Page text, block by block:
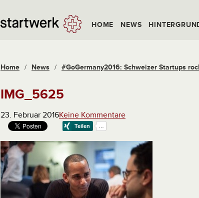
HOME NEWS
Home / News / #GoGermany2016: Schweizer Startups
IMG_5625
23. Februar 2016Keine Kommentare